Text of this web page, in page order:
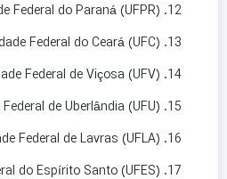
Federal do Paraná (UFPR)
Federal do Ceará (UFC)
Federal de Viçosa (UFV)
de Uberlândia (UFU)
Federal de Lavras (UFLA)
do Espírito Santo (UFES)